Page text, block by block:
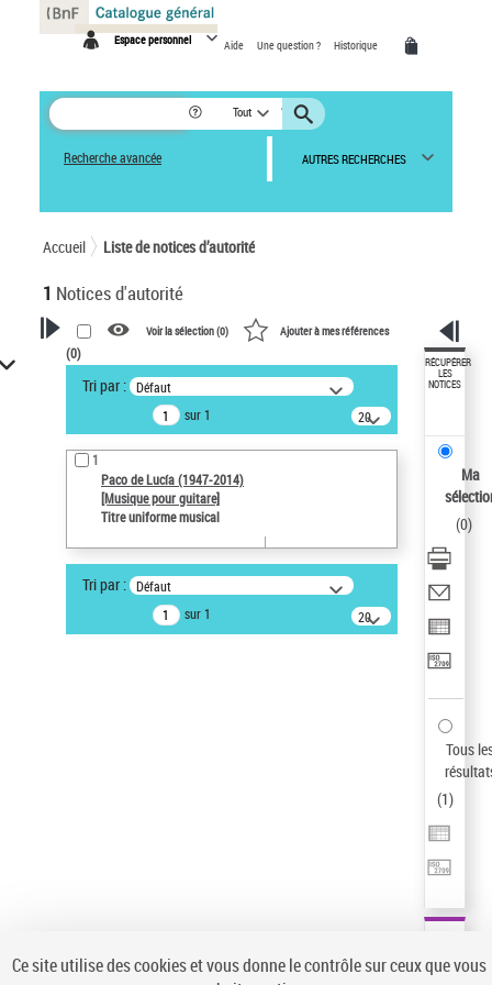
Espace personnel Aide Une question ? Historique
Tout
Recherche avancée AUTRES RECHERCHES
Accueil Liste de notices d’autorité
1 Notices d'autorité
VOTRE RECHERCHE
Recherche avancée dans les
notices d’autorité
Œuvres liées à l'auteur :
Paco de Lucía (1947-2014)
Type de notice d'autorité
Voir la sélection (0) Ajouter à mes références
(0)
Tri par : Défaut
sur 1
20
résultats/page
1
Paco de Lucía (1947-2014)
[Musique pour guitare]
Titre uniforme musical
Tri par : Défaut
sur 1
20
résultats/page
RÉCUPÉRER
LES
NOTICES
Ma
(0)
Tous
(1)
Panneau de gestion des cookies
Ce site utilise des cookies et vous donne le contrôle sur ceux que vous